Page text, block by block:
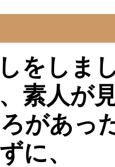
をしま
素人が
があっ
に、